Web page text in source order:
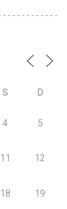
S D
4 5
11 12
18 19